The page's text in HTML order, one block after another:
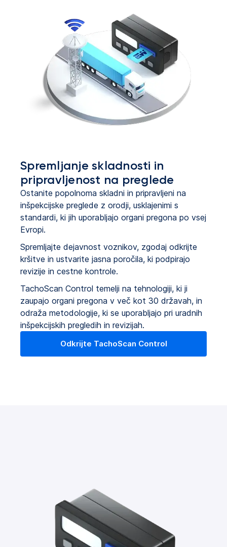
Spremljanje skladnosti in
pripravljenost na preglede
Ostanite popolnoma skladni in pripravljeni na
inšpekcijske preglede z orodji, usklajenimi s
standardi, ki jih uporabljajo organi pregona po vsej
Evropi.
Spremljajte dejavnost voznikov, zgodaj odkrijte
kršitve in ustvarite jasna poročila, ki podpirajo
revizije in cestne kontrole.
TachoScan Control temelji na tehnologiji, ki ji
zaupajo organi pregona v več kot 30 državah, in
odraža metodologije, ki se uporabljajo pri uradnih
inšpekcijskih pregledih in revizijah.
Odkrijte TachoScan Control